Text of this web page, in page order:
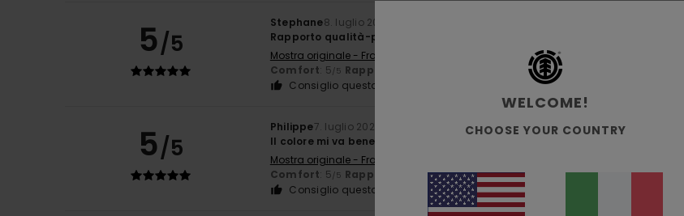
5/5
Stephane8. luglio 2026
Rapporto qualità-prezzo
Mostra originale - Français
Comfort: 5/5 Rapporto qualità-prezzo Taglia: Taglia perfetta
Consiglio questo prodotto
5/5
Philippe7. luglio 2026
Il colore mi va bene.
Mostra originale - Français
Comfort: 5/5 Rapporto qualità-prezzo: 5/5 Taglia : Troppo grandeMateriale
Consiglio questo prodotto
WELCOME!
CHOOSE YOUR COUNTRY